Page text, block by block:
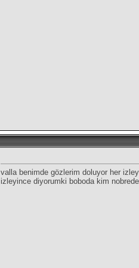
valla benimde gözlerim doluyor her
izleyince diyorumki boboda kim